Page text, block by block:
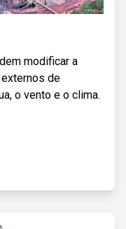
modificar a
de
o vento e o clima.